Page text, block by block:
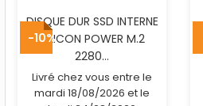
DISQUE DUR SSD INTERNE
SILICON POWER M.2
2280...
Livré chez vous entre le
mardi 18/08/2026 et le
-10%